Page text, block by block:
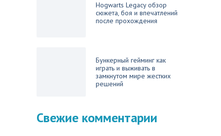
Hogwarts Legacy обзор
сюжета, боя и впечатлений
после прохождения
Бункерный гейминг как
играть и выживать в
замкнутом мире жестких
решений
Свежие комментарии